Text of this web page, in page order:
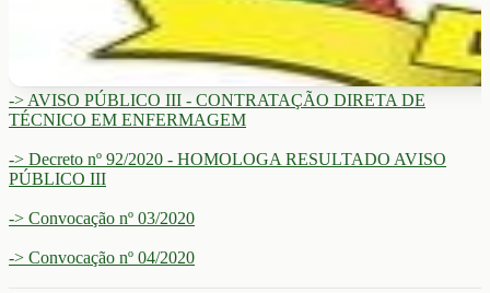
-> AVISO PÚBLICO III - CONTRATAÇÃO DIRETA DE
TÉCNICO EM ENFERMAGEM
-> Decreto nº 92/2020 - HOMOLOGA RESULTADO AVISO
PÚBLICO III
-> Convocação nº 03/2020
-> Convocação nº 04/2020